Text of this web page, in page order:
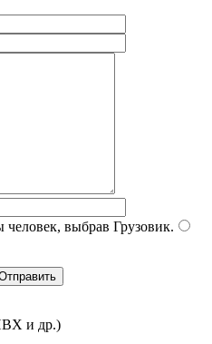
человек, выбрав Грузовик.
и др.)